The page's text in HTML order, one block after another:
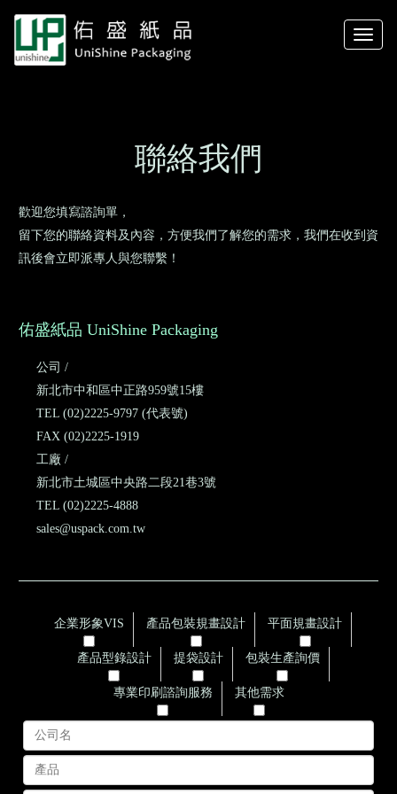
Toggle
聯絡我們
歡迎您填寫諮詢單，
留下您的聯絡資料及內容，方便我們了解您的需求，我們在收到資
訊後會立即派專人與您聯繫！
佑盛紙品 UniShine Packaging
公司 /
新北市中和區中正路959號15樓
TEL (02)2225-9797 (代表號)
FAX (02)2225-1919
工廠 /
新北市土城區中央路二段21巷3號
TEL (02)2225-4888
sales@uspack.com.tw
企業形象VIS 產品包裝規畫設計 平面規畫設計
產品型錄設計 提袋設計 包裝生產詢價
專業印刷諮詢服務 其他需求